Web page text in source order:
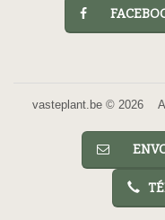
vasteplant.be © 2026